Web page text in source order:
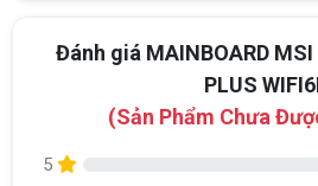
Đánh giá MAINBOARD
PLUS
(Sản Phẩm Chưa
5